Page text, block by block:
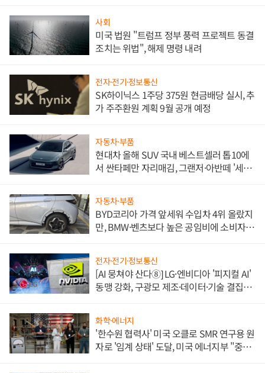
사회
미국 법원 "트럼프 정부 풍력 프로젝트 동결
조치는 위법", 해제 명령 내려
전자·전기·정보통신
SK하이닉스 1주당 375원 현금배당 실시, 추
가 주주환원 계획 9월 공개 예정
자동차·부품
현대차 올해 SUV 국내 베스트셀러 톱10에
서 싼타페만 자리매김, 그랜저·아반떼 '세단
자동차·부품
BYD코리아 가격 앞세워 수입차 4위 올랐지
만, BMW·벤츠보다 높은 공임비에 소비자
전자·전기·정보통신
[AI 뭉쳐야 산다⑧] LG·엔비디아 '피지컬 AI'
동맹 강화, 구광모 제조·데이터·기술 결집
화학·에너지
'한수원 협력사' 미국 오클로 SMR 연구용 원
자로 '임계 상태' 도달, 미국 에너지부 "중요